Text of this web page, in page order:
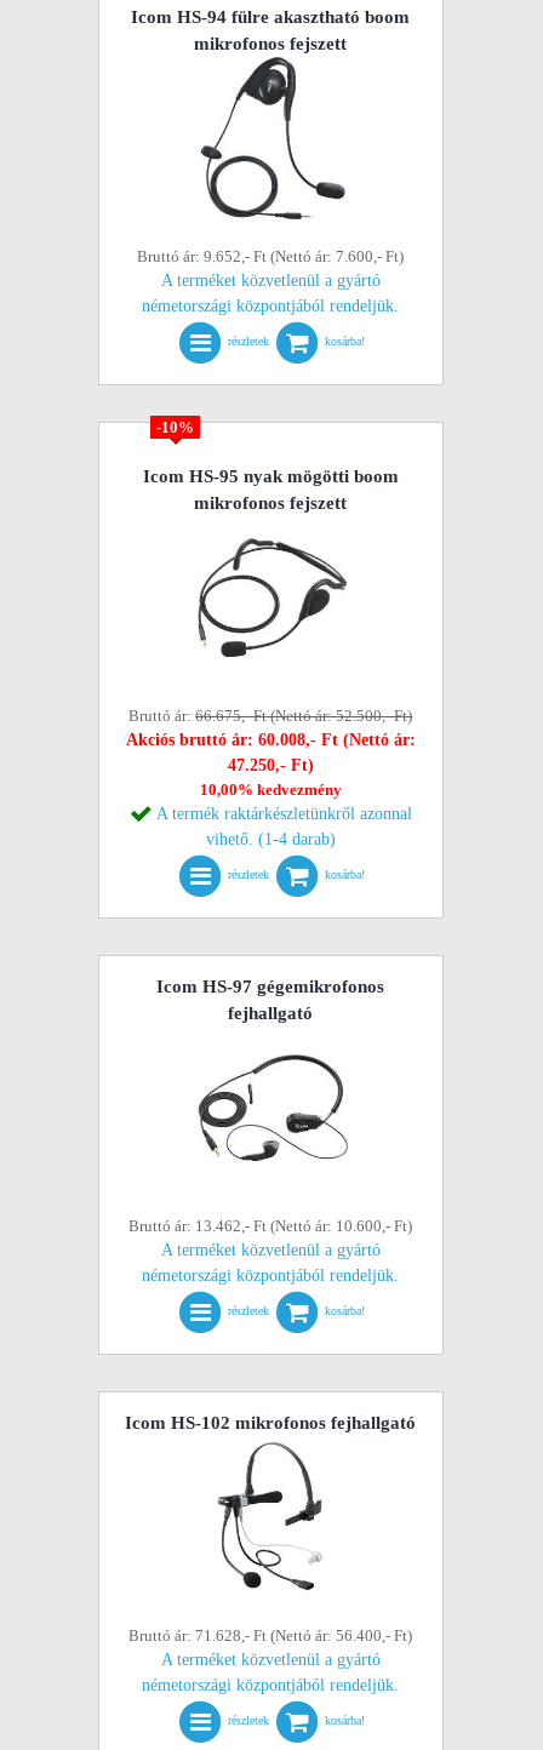
Icom HS-94 fülre akasztható boom
mikrofonos fejszett
Bruttó ár: 9.652,- Ft (Nettó ár: 7.600,- Ft)
A terméket közvetlenül a gyártó
németországi központjából rendeljük.
részletek kosárba!
-10%
Icom HS-95 nyak mögötti boom
mikrofonos fejszett
Bruttó ár:66.675,- Ft (Nettó ár: 52.500,- Ft)
Akciós bruttó ár: 60.008,- Ft (Nettó ár:
47.250,- Ft)
10,00% kedvezmény
A termék raktárkészletünkről azonnal
vihető. (1-4 darab)
részletek kosárba!
Icom HS-97 gégemikrofonos
fejhallgató
Bruttó ár: 13.462,- Ft (Nettó ár: 10.600,- Ft)
A terméket közvetlenül a gyártó
németországi központjából rendeljük.
részletek kosárba!
Icom HS-102 mikrofonos fejhallgató
Bruttó ár: 71.628,- Ft (Nettó ár: 56.400,- Ft)
A terméket közvetlenül a gyártó
németországi központjából rendeljük.
részletek kosárba!